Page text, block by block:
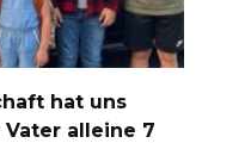
hat uns
alleine 7